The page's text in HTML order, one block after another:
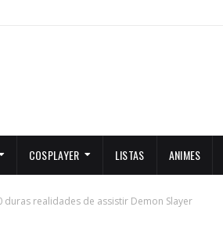
COSPLAYER LISTAS ANIMES
duras realidades de assistir Demon Slayer